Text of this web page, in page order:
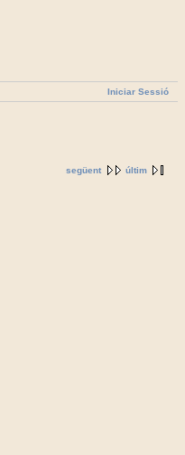
Iniciar Sessió
següent últim